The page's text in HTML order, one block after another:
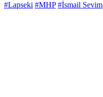
#Lapseki #MHP #İsmail Sevim